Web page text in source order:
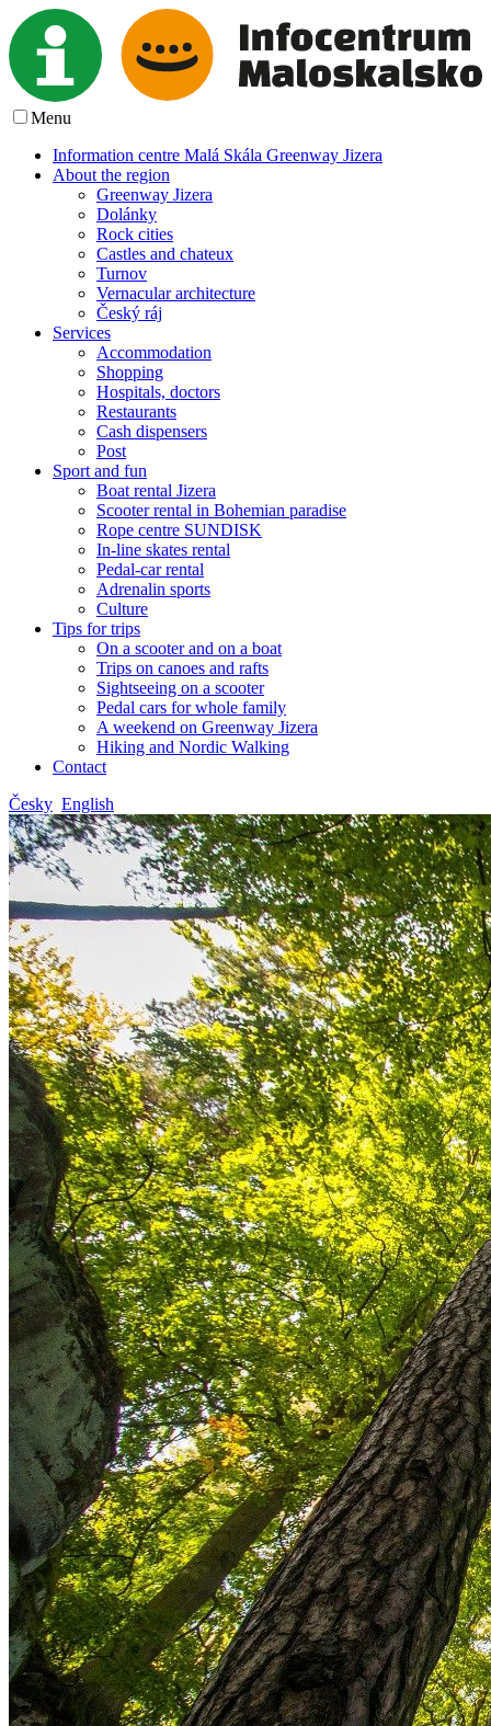
Menu
Information centre Malá Skála Greenway Jizera
About the region
Greenway Jizera
Dolánky
Rock cities
Castles and chateux
Turnov
Vernacular architecture
Český ráj
Services
Accommodation
Shopping
Hospitals, doctors
Restaurants
Cash dispensers
Post
Sport and fun
Boat rental Jizera
Scooter rental in Bohemian paradise
Rope centre SUNDISK
In-line skates rental
Pedal-car rental
Adrenalin sports
Culture
Tips for trips
On a scooter and on a boat
Trips on canoes and rafts
Sightseeing on a scooter
Pedal cars for whole family
A weekend on Greenway Jizera
Hiking and Nordic Walking
Contact
Česky English